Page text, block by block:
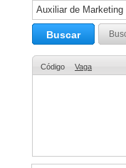
Buscar
Código Vaga